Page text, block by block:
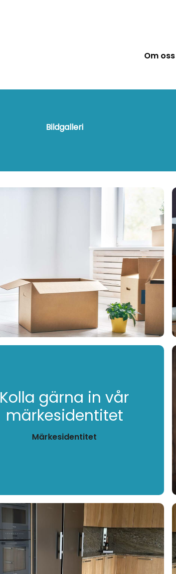
Om oss
Bildgalleri
Kolla gärna in vår
märkesidentitet
Märkesidentitet